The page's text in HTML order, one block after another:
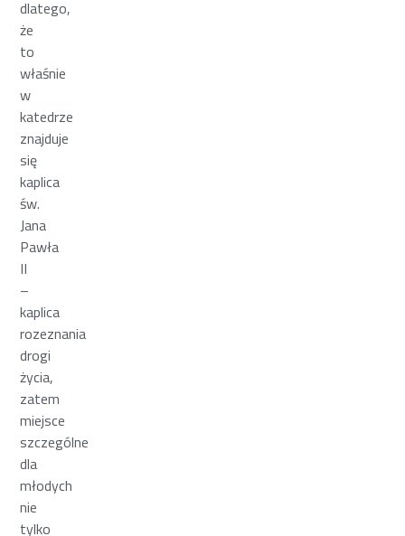
dlatego,
że
to
właśnie
w
katedrze
znajduje
się
kaplica
św.
Jana
Pawła
II
–
kaplica
rozeznania
drogi
życia,
zatem
miejsce
szczególne
dla
młodych
nie
tylko